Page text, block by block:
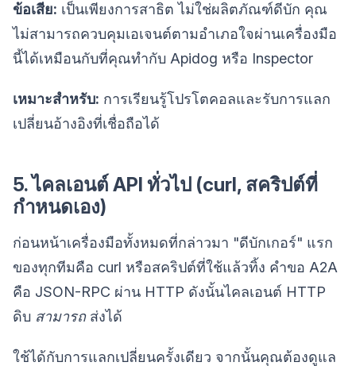
ข้อเสีย: เป็นเพียงการสาธิต ไม่ใช่ผลิตภัณฑ์ดีบัก คุณ
ไม่สามารถควบคุมเอเจนต์ตามอำเภอใจผ่านเครื่องมือ
นี้ได้เหมือนกับที่คุณทำกับ Apidog หรือ Inspector
เหมาะสำหรับ: การเรียนรู้โปรโตคอลและรับการแลก
เปลี่ยนอ้างอิงที่เชื่อถือได้
5. ไคลเอนต์ API ทั่วไป (curl, สคริปต์ที่
กำหนดเอง)
ก่อนหน้าเครื่องมือทั้งหมดที่กล่าวมา "ดีบักเกอร์" แรก
ของทุกทีมคือ curl หรือสคริปต์ที่ใช้แล้วทิ้ง คำขอ A2A
คือ JSON-RPC ผ่าน HTTP ดังนั้นไคลเอนต์ HTTP
ดิบ สามารถส่งได้
ใช้ได้กับการแลกเปลี่ยนครั้งเดียว จากนั้นคุณต้องดูแล